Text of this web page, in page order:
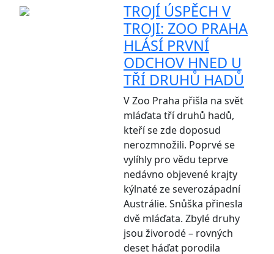
TROJÍ ÚSPĚCH V
TROJI: ZOO PRAHA
HLÁSÍ PRVNÍ
ODCHOV HNED U
TŘÍ DRUHŮ HADŮ
V Zoo Praha přišla na svět
mláďata tří druhů hadů,
kteří se zde doposud
nerozmnožili. Poprvé se
vylíhly pro vědu teprve
nedávno objevené krajty
kýlnaté ze severozápadní
Austrálie. Snůška přinesla
dvě mláďata. Zbylé druhy
jsou živorodé – rovných
deset háďat porodila